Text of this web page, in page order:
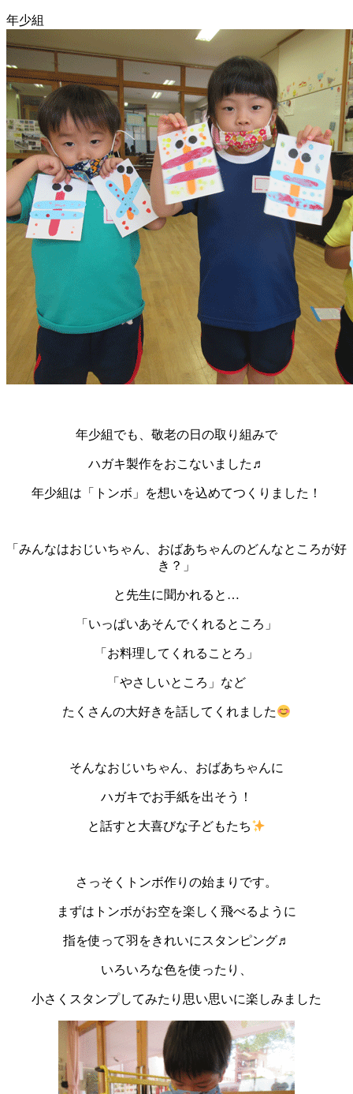
年少組
年少組でも、敬老の日の取り組みで
ハガキ製作をおこないました♬
年少組は「トンボ」を想いを込めてつくりました！
「みんなはおじいちゃん、おばあちゃんのどんなところが好
き？」
と先生に聞かれると…
「いっぱいあそんでくれるところ」
「お料理してくれることろ」
「やさしいところ」など
たくさんの大好きを話してくれました
そんなおじいちゃん、おばあちゃんに
ハガキでお手紙を出そう！
と話すと大喜びな子どもたち
さっそくトンボ作りの始まりです。
まずはトンボがお空を楽しく飛べるように
指を使って羽をきれいにスタンピング♬
いろいろな色を使ったり、
小さくスタンプしてみたり思い思いに楽しみました